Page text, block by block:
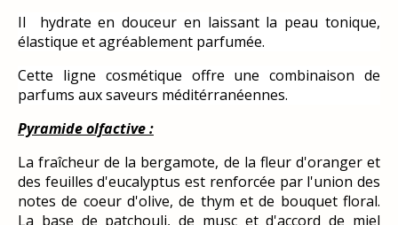
Il hydrate en douceur en laissant la peau tonique,
élastique et agréablement parfumée.
Cette ligne cosmétique offre une combinaison de
parfums aux saveurs méditérranéennes.
Pyramide olfactive :
La fraîcheur de la bergamote, de la fleur d'oranger et
des feuilles d'eucalyptus est renforcée par l'union des
notes de coeur d'olive, de thym et de bouquet floral.
La base de patchouli, de musc et d'accord de miel